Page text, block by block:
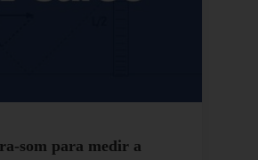
som para medir a